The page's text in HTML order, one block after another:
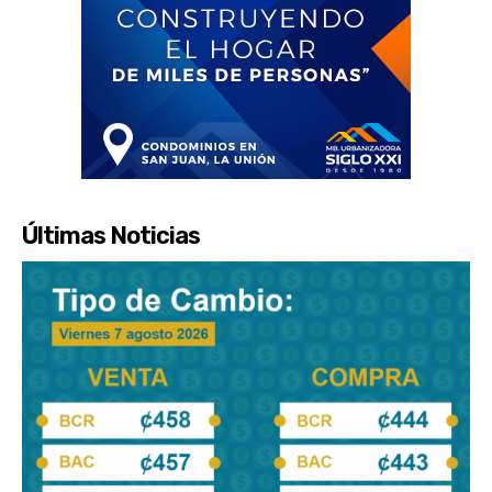
Últimas Noticias